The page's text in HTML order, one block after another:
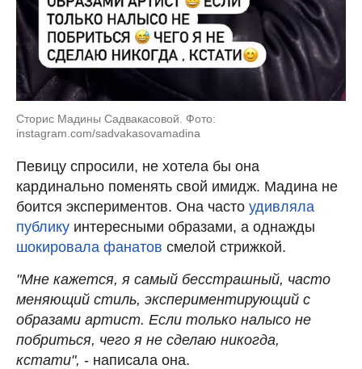
Сторис Мадины Садвакасовой. Фото:
instagram.com/sadvakasovamadina
Певицу спросили, не хотела бы она
кардинально поменять свой имидж. Мадина не
боится экспериментов. Она часто удивляла
публику интересными образами, а однажды
шокировала фанатов смелой стрижкой.
"Мне кажется, я самый бесстрашный, часто
меняющий стиль, экспериментирующий с
образами артист. Если только налысо не
побриться, чего я не сделаю никогда,
кстати", - написала она.